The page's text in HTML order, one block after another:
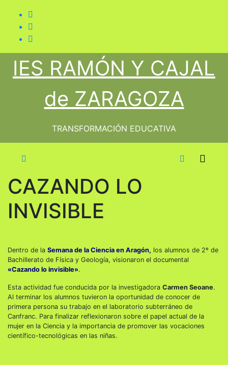
contenido
IES RAMÓN Y CAJAL
de ZARAGOZA
TRANSFORMACIÓN EDUCATIVA
CAZANDO LO
INVISIBLE
Dentro de la Semana de la Ciencia en Aragón, los alumnos de 2º de
Bachillerato de Física y Geología, visionaron el documental
«Cazando lo invisible».
Esta actividad fue conducida por la investigadora Carmen Seoane.
Al terminar los alumnos tuvieron la oportunidad de conocer de
primera persona su trabajo en el laboratorio subterráneo de
Canfranc. Para finalizar reflexionaron sobre el papel actual de la
mujer en la Ciencia y la importancia de promover las vocaciones
científico-tecnológicas en las niñas.